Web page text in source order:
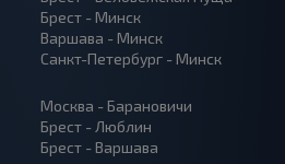
Брест - Минск
Варшава - Минск
Санкт-Петербург - Минск
Москва - Барановичи
Брест - Люблин
Брест - Варшава